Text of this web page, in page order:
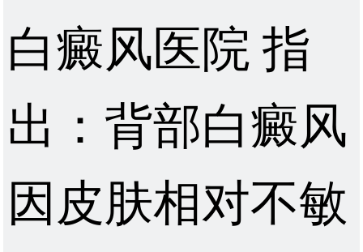
白癜风医院 指
出：背部白癜风
因皮肤相对不敏